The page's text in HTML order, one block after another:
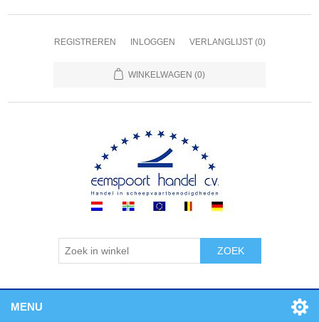
REGISTREREN INLOGGEN VERLANGLIJST (0)
WINKELWAGEN (0)
ZOEK
MENU